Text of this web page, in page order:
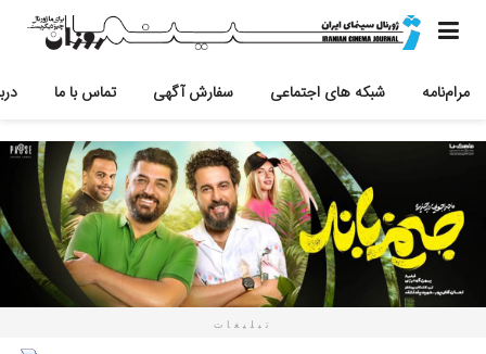
مرام‌نامه شبکه های اجتماعی سفارش آگهی تماس با ما
تبلیغات